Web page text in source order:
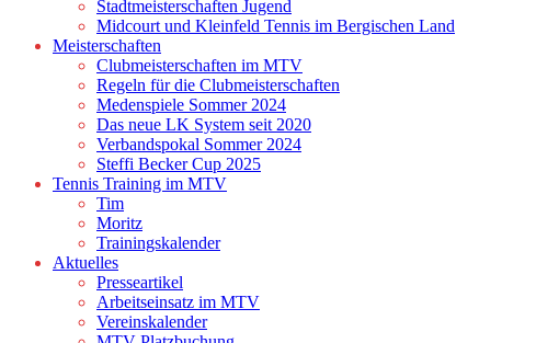
Stadtmeisterschaften Jugend
Midcourt und Kleinfeld Tennis im Bergischen Land
Meisterschaften
Clubmeisterschaften im MTV
Regeln für die Clubmeisterschaften
Medenspiele Sommer 2024
Das neue LK System seit 2020
Verbandspokal Sommer 2024
Steffi Becker Cup 2025
Tennis Training im MTV
Tim
Moritz
Trainingskalender
Aktuelles
Presseartikel
Arbeitseinsatz im MTV
Vereinskalender